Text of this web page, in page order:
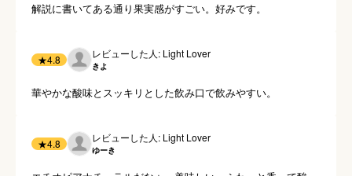
解説に書いてある通り果実感がすごい。好みです。
★4.8 レビューした人: Light Lover
きよ
華やかな酸味とスッキリとした飲み口で飲みやすい。
★4.8 レビューした人: Light Lover
ゆーき